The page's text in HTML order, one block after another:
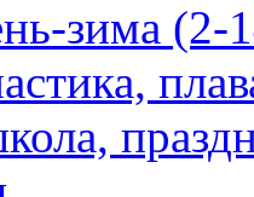
зима (2-